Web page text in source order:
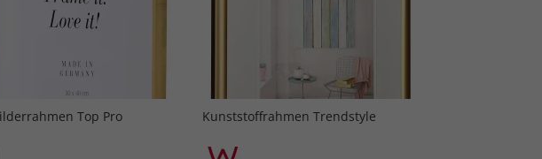
Top Pro Kunststoffrahmen Trendstyle